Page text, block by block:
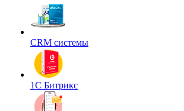
CRM системы
1С Битрикс